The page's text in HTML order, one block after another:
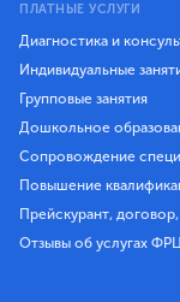
ПЛАТНЫЕ УСЛУГИ
Диагностика и
Индивидуальные
Групповые занятия
Дошкольное
Сопровождение
Повышение
Прейскурант,
Отзывы об услугах